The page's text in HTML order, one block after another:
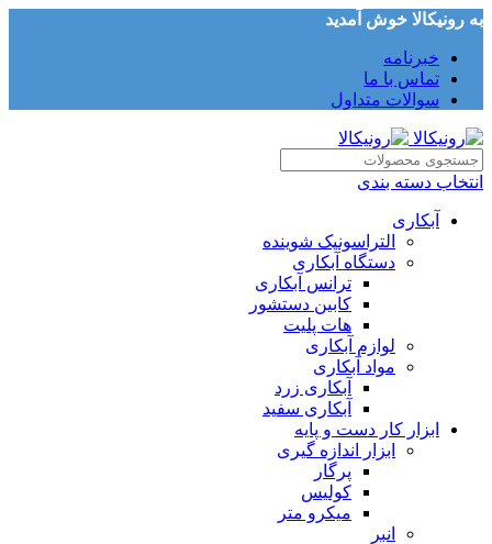
به رونیکالا خوش آمدید
خبرنامه
تماس با ما
سوالات متداول
انتخاب دسته بندی
آبکاری
التراسونیک شوینده
دستگاه آبکاری
ترانس آبکاری
کابین دستشور
هات پلیت
لوازم آبکاری
مواد آبکاری
آبکاری زرد
آبکاری سفید
ابزار کار دست و پایه
ابزار اندازه گیری
پرگار
کولیس
میکرو متر
انبر